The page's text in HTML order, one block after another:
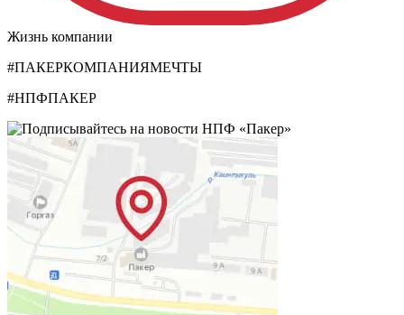
Жизнь компании
#ПАКЕРКОМПАНИЯМЕЧТЫ
#НПФПАКЕР